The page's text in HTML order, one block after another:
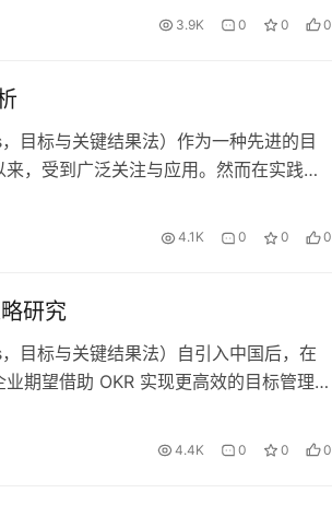
管理等实践理念缺乏关联性，但深入研
命是企业成长与目标实现的核心驱…
3.9K 0 0 0
目标与关键结果法）作为一种先进的目
，受到广泛关注与应用。然而在实践过
效能具有重要意义。经研究总结，OKR
、团队沟通、计划制…
4.1K 0 0 0
研究
目标与关键结果法）自引入中国后，在
期望借助 OKR 实现更高效的目标管理与
并解决该问题，对企业充分发挥 OKR 的
标的…
4.4K 0 0 0